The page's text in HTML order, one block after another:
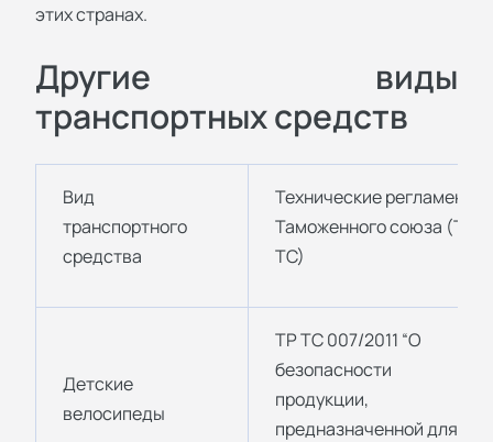
этих странах.
Другие виды
транспортных средств
Вид
транспортного
средства
Технические регламенты
Таможенного союза (ТР
ТС)
Детские
велосипеды
ТР ТС 007/2011 “О
безопасности
продукции,
предназначенной для